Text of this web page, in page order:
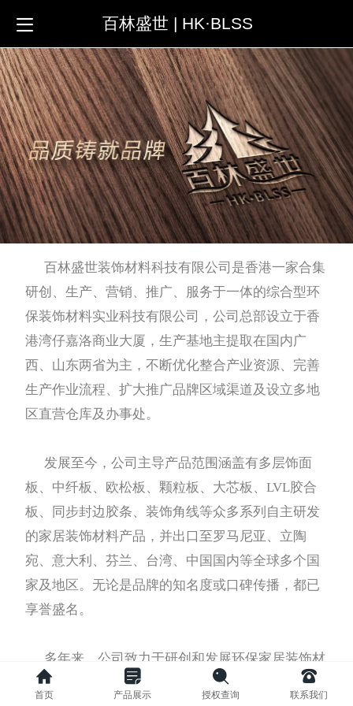
百林盛世 | HK·BLSS
百林盛世装饰材料科技有限公司是香港一家合集
研创、生产、营销、推广、服务于一体的综合型环
保装饰材料实业科技有限公司，公司总部设立于香
港湾仔嘉洛商业大厦，生产基地主提取在国内广
西、山东两省为主，不断优化整合产业资源、完善
生产作业流程、扩大推广品牌区域渠道及设立多地
区直营仓库及办事处。
发展至今，公司主导产品范围涵盖有多层饰面
板、中纤板、欧松板、颗粒板、大芯板、LVL胶合
板、同步封边胶条、装饰角线等众多系列自主研发
的家居装饰材料产品，并出口至罗马尼亚、立陶
宛、意大利、芬兰、台湾、中国国内等全球多个国
家及地区。无论是品牌的知名度或口碑传播，都已
享誉盛名。
多年来，公司致力于研创和发展环保家居装饰材
料为主导，产品以欧洲E级环保为基准，以优质供
首页 产品展示 授权查询 联系我们